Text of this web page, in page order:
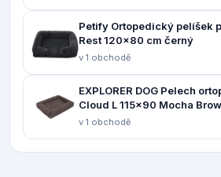
Petify Ortopedický pelíšek
Rest 120x80 cm černý
v 1 obchodě
EXPLORER DOG Pelech
Cloud L 115x90 Mocha
v 1 obchodě